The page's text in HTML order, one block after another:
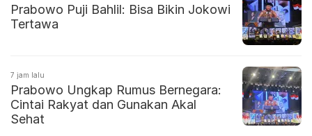
Prabowo Puji Bahlil: Bisa Bikin Jokowi
Tertawa
7 jam lalu
Prabowo Ungkap Rumus Bernegara:
Cintai Rakyat dan Gunakan Akal
Sehat